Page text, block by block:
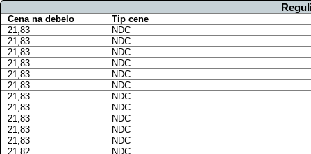
Cena na debelo
Tip cene
21,83
NDC
21,83
NDC
21,83
NDC
21,83
NDC
21,83
NDC
21,83
NDC
21,83
NDC
21,83
NDC
21,83
NDC
21,83
NDC
21,83
NDC
21,82
NDC